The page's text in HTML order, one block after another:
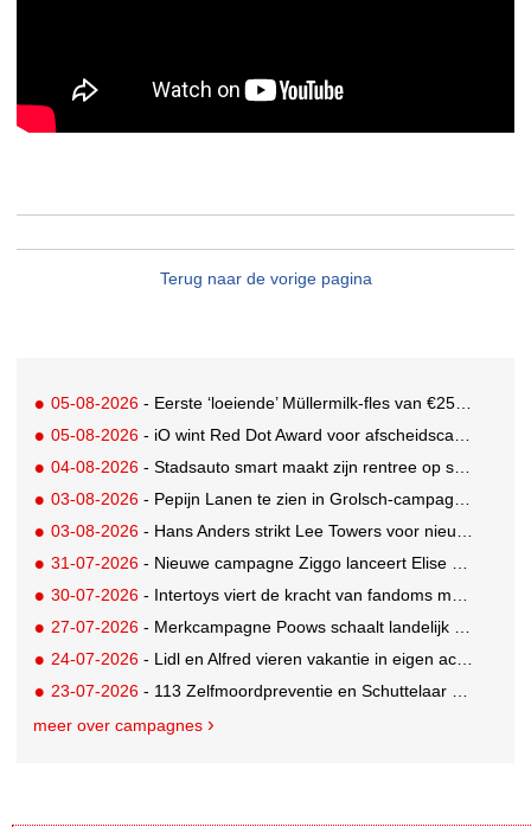
Terug naar de vorige pagina
05-08-2026 - Eerste ‘loeiende’ Müllermilk-fles van €25.000,- gevonden
05-08-2026 - iO wint Red Dot Award voor afscheidscampagne Peter Houtman bij Feyenoord
04-08-2026 - Stadsauto smart maakt zijn rentree op straat met een wereldwijde muurschilderingcampagne
03-08-2026 - Pepijn Lanen te zien in Grolsch-campagne voor nieuwe Grolsch CAL
03-08-2026 - Hans Anders strikt Lee Towers voor nieuwe campagne
31-07-2026 - Nieuwe campagne Ziggo lanceert Elise Schaap als expert over de Nederlandse voetbalbeleving
30-07-2026 - Intertoys viert de kracht van fandoms met nieuwe social media campagne rondom Olivia Rodrigo
27-07-2026 - Merkcampagne Poows schaalt landelijk op met gerichte Out of Home strategie
24-07-2026 - Lidl en Alfred vieren vakantie in eigen achtertuin
23-07-2026 - 113 Zelfmoordpreventie en Schuttelaar & Partners richten bewustwordingscampagne op mannen
meer over campagnes